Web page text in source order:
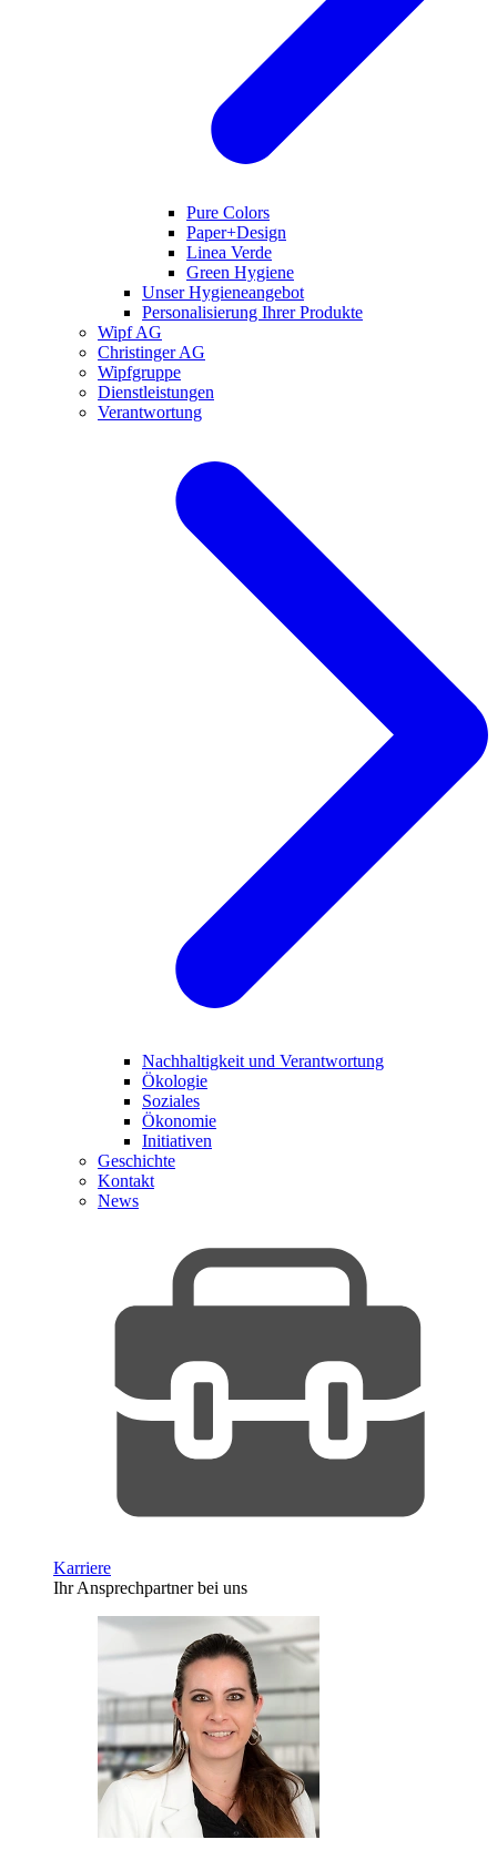
Pure Colors
Paper+Design
Linea Verde
Green Hygiene
Unser Hygieneangebot
Personalisierung Ihrer Produkte
Wipf AG
Christinger AG
Wipfgruppe
Dienstleistungen
Verantwortung
Nachhaltigkeit und Verantwortung
Ökologie
Soziales
Ökonomie
Initiativen
Geschichte
Kontakt
News
Karriere
Ihr Ansprechpartner bei uns